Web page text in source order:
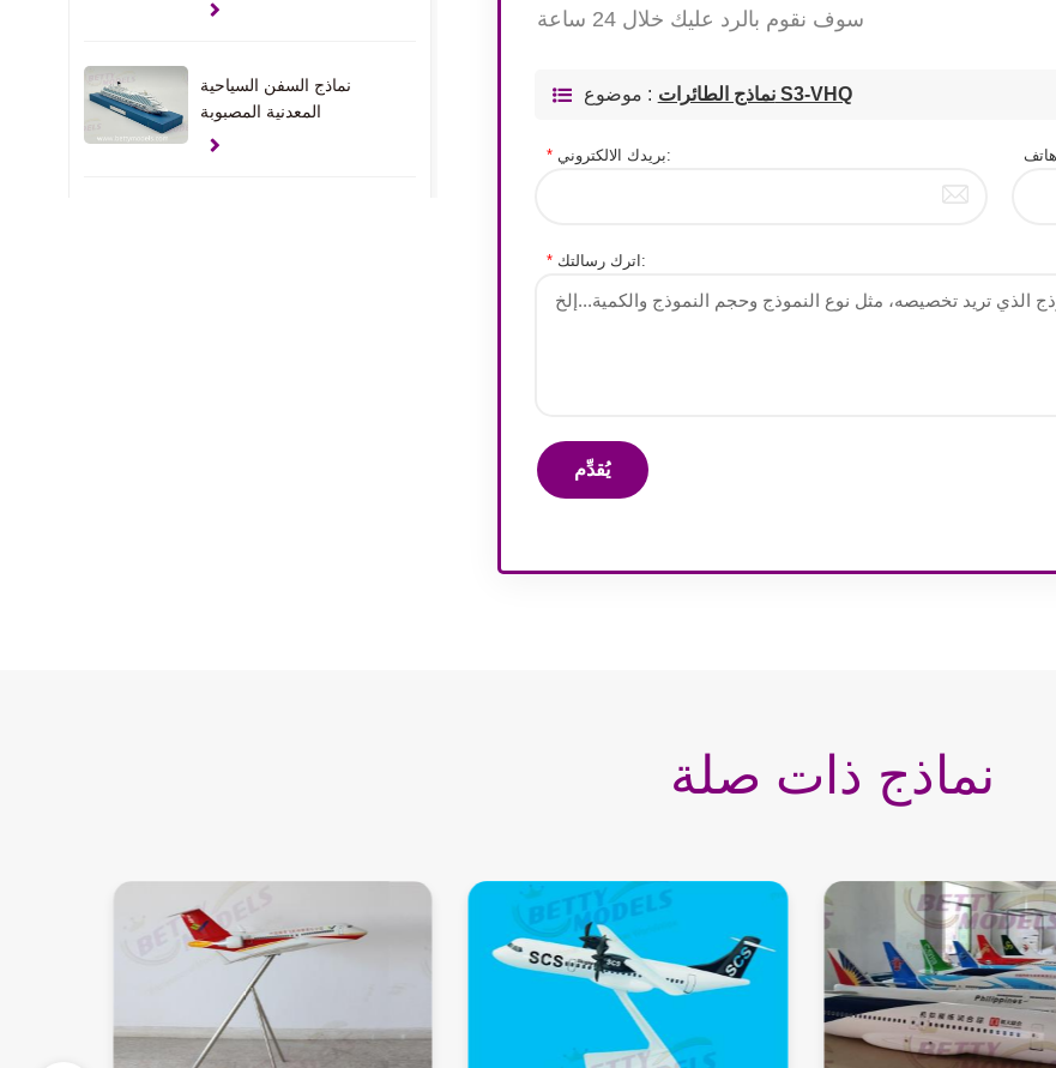
سوف نقوم بالرد عليك خلال 24 ساعة
موضوع : نماذج الطائرات S3-VHQ
* بريدك الالكتروني:
* اترك رسالتك:
يُقدِّم
نماذج السفن السياحية
المعدنية المصبوبة
نماذج ذات صلة